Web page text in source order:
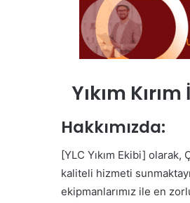
Yıkım
Hakkımızda:
[YLC Yıkım Ekibi]
kaliteli hizmeti
ekipmanlarımız ile en